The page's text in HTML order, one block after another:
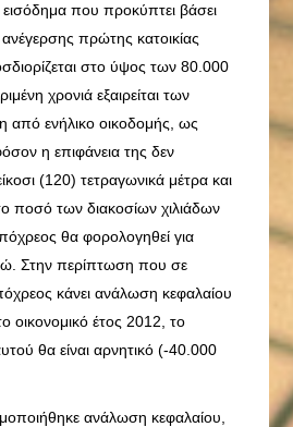
που προκύπτει βάσει
πρώτης κατοικίας
στο ύψος των 80.000
χρονιά εξαιρείται των
από ενήλικο οικοδομής, ως
η επιφάνεια της δεν
(120) τετραγωνικά μέτρα και
ποσό των διακοσίων χιλιάδων
θα φορολογηθεί για
Στην περίπτωση που σε
κάνει ανάλωση κεφαλαίου
οικονομικό έτος 2012, το
θα είναι αρνητικό (-40.000
ανάλωση κεφαλαίου,